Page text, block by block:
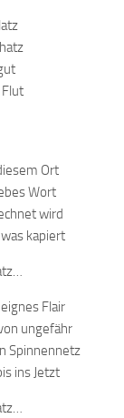
Ort
Wort
wird
kapiert
Flair
ungefähr
Spinnennetz
ins Jetzt